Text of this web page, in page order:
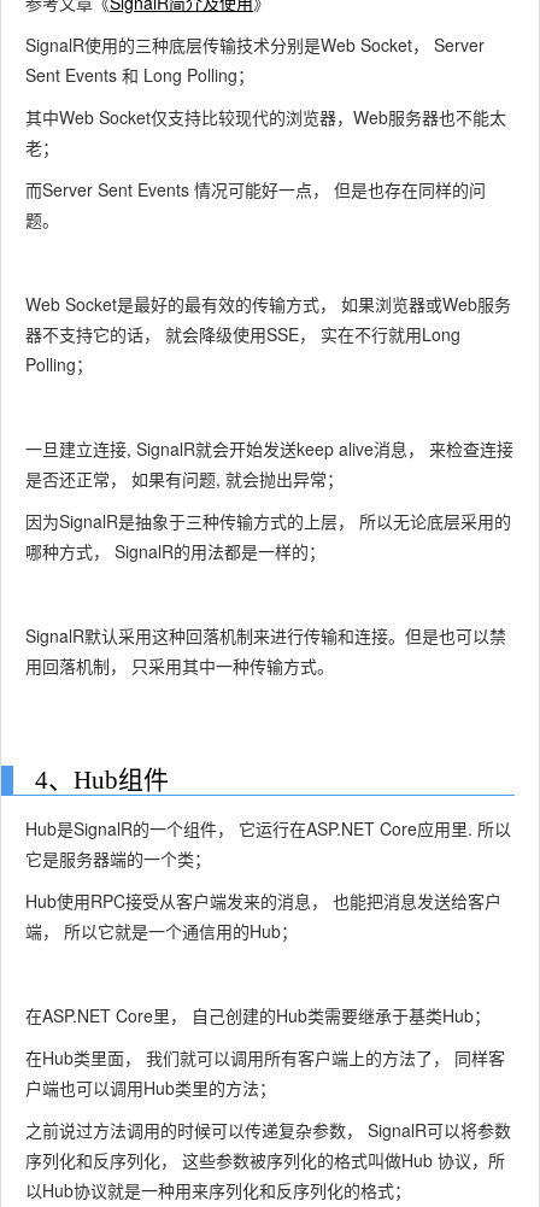
SignalR使用的三种底层传输技术分别是Web Socket， Server
Sent Events 和 Long Polling；
其中Web Socket仅支持比较现代的浏览器，Web服务器也不能太
老；
而Server Sent Events 情况可能好一点， 但是也存在同样的问
题。
Web Socket是最好的最有效的传输方式， 如果浏览器或Web服务
器不支持它的话， 就会降级使用SSE， 实在不行就用Long
Polling；
一旦建立连接, SignalR就会开始发送keep alive消息， 来检查连接
是否还正常， 如果有问题, 就会抛出异常；
因为SignalR是抽象于三种传输方式的上层， 所以无论底层采用的
哪种方式， SignalR的用法都是一样的；
SignalR默认采用这种回落机制来进行传输和连接。但是也可以禁
用回落机制， 只采用其中一种传输方式。
4、Hub组件
Hub是SignalR的一个组件， 它运行在ASP.NET Core应用里. 所以
它是服务器端的一个类；
Hub使用RPC接受从客户端发来的消息， 也能把消息发送给客户
端， 所以它就是一个通信用的Hub；
在ASP.NET Core里， 自己创建的Hub类需要继承于基类Hub；
在Hub类里面， 我们就可以调用所有客户端上的方法了， 同样客
户端也可以调用Hub类里的方法；
之前说过方法调用的时候可以传递复杂参数， SignalR可以将参数
序列化和反序列化， 这些参数被序列化的格式叫做Hub 协议，所
以Hub协议就是一种用来序列化和反序列化的格式；